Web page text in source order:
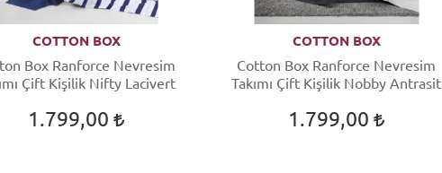
COTTON BOX
Box Ranforce Nevresim
Çift Kişilik Nifty Lacivert
1.799,00
COTTON BOX
Cotton Box Ranforce Nevresim
Takımı Çift Kişilik Nobby Antrasit
1.799,00